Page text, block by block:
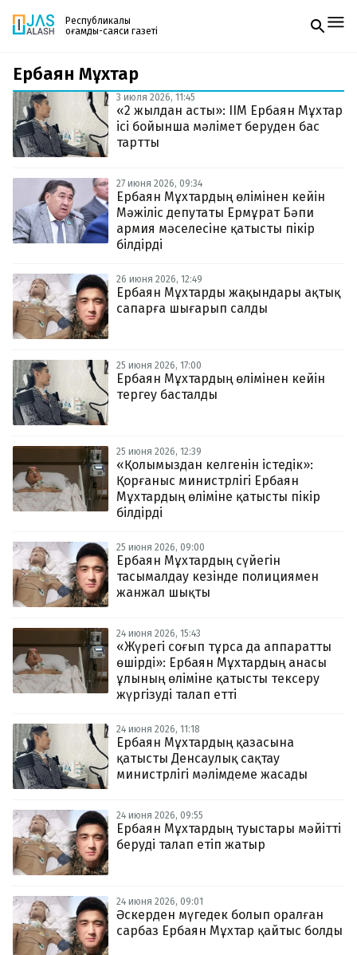
Республикалық
қоғамдық-саяси газеті
Жаңалықтар
Спорт
Live
Руханият
Аймақ
Архив
Заң және тәртіп
Редакциямен байланыс
+7 708 604 51 06
Жарнама бөлімі
zhasalash100@gmail.com
Газетке жазылу
PDF форматтағы газетті ай сайын электронды
поштаңызға алып отырыңыз. Жаңа нөмір
шыққан сәтте сізге бірден жіберіледі. Тек email
Ербаян Мұхтар
3 июля 2026, 11:45
«2 жылдан асты»: ІІМ Ербаян Мұхтар
ісі бойынша мәлімет беруден бас
тартты
27 июня 2026, 09:34
Ербаян Мұхтардың өлімінен кейін
Мәжіліс депутаты Ермұрат Бәпи
армия мәселесіне қатысты пікір
білдірді
26 июня 2026, 12:49
Ербаян Мұхтарды жақындары ақтық
сапарға шығарып салды
25 июня 2026, 17:00
Ербаян Мұхтардың өлімінен кейін
тергеу басталды
25 июня 2026, 12:39
«Қолымыздан келгенін істедік»:
Қорғаныс министрлігі Ербаян
Мұхтардың өліміне қатысты пікір
білдірді
25 июня 2026, 09:00
Ербаян Мұхтардың сүйегін
тасымалдау кезінде полициямен
жанжал шықты
24 июня 2026, 15:43
«Жүрегі соғып тұрса да аппаратты
өшірді»: Ербаян Мұхтардың анасы
ұлының өліміне қатысты тексеру
жүргізуді талап етті
24 июня 2026, 11:18
Ербаян Мұхтардың қазасына
қатысты Денсаулық сақтау
министрлігі мәлімдеме жасады
24 июня 2026, 09:55
Ербаян Мұхтардың туыстары мәйітті
беруді талап етіп жатыр
24 июня 2026, 09:01
Әскерден мүгедек болып оралған
сарбаз Ербаян Мұхтар қайтыс болды